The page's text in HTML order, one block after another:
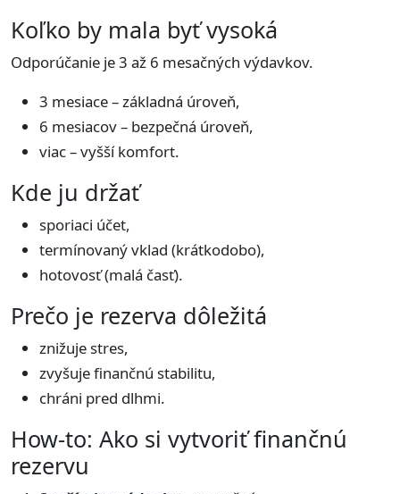
Koľko by mala byť vysoká
Odporúčanie je 3 až 6 mesačných výdavkov.
3 mesiace – základná úroveň,
6 mesiacov – bezpečná úroveň,
viac – vyšší komfort.
Kde ju držať
sporiaci účet,
termínovaný vklad (krátkodobo),
hotovosť (malá časť).
Prečo je rezerva dôležitá
znižuje stres,
zvyšuje finančnú stabilitu,
chráni pred dlhmi.
How-to: Ako si vytvoriť finančnú
rezervu